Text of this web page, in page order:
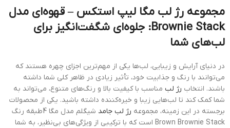
مجموعه رژ لب مگا لیپ استکس – قهوه‌ای مدل
Brownie Stack: جلوه‌ای شگفت‌انگیز برای
لب‌های شما
در دنیای آرایش و زیبایی، لب‌ها یکی از مهم‌ترین اجزای چهره هستند که
می‌توانند با رنگ و جذابیت خود، تأثیر زیادی در ظاهر کلی شما داشته
باشند. انتخاب رژ لب مناسب با کیفیت بالا و رنگ‌های متنوع، می‌تواند به
شما کمک کند تا لب‌هایی زیبا و خیره‌کننده داشته باشید. یکی از محصولات
برجسته در این زمینه، مجموعه رژ لب جامد
شیگلم مدل مگا 4طبقه رنگ
Brown Brownie Stack است که با ترکیبی از ویژگی‌های بی‌نظیر، به شما